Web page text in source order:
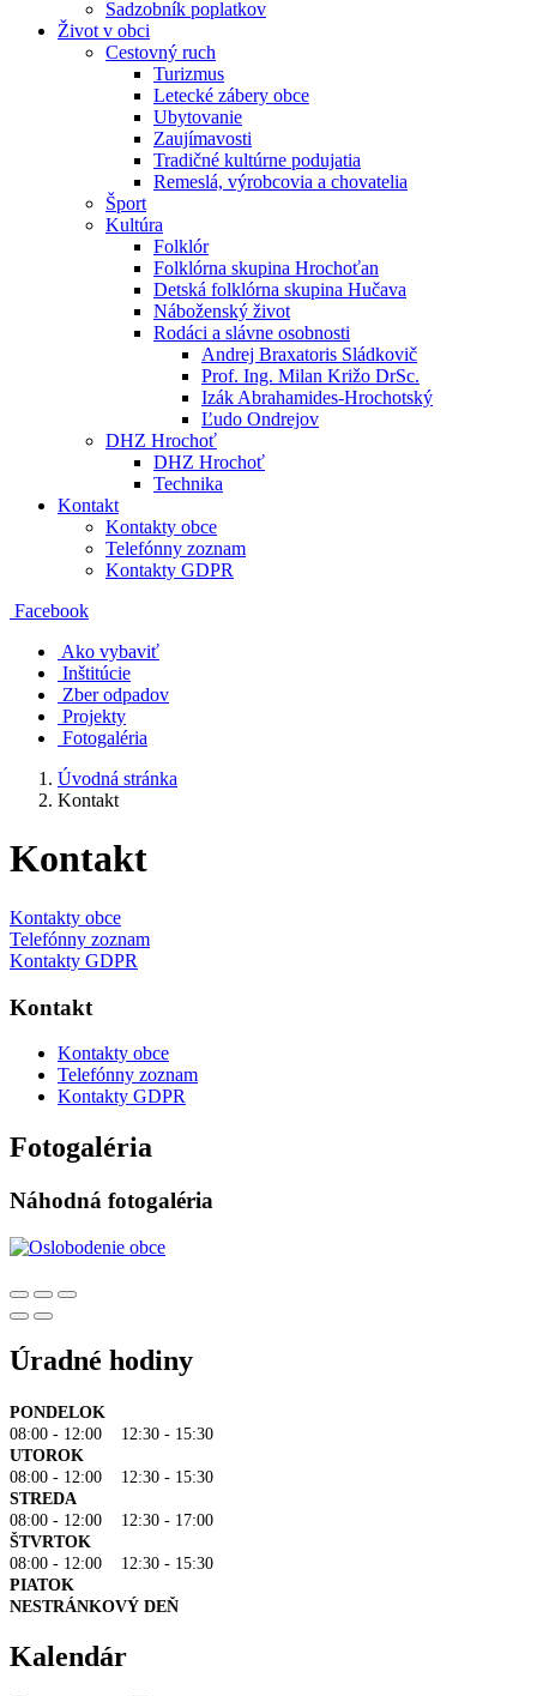
Sadzobník poplatkov
Život v obci
Cestovný ruch
Turizmus
Letecké zábery obce
Ubytovanie
Zaujímavosti
Tradičné kultúrne podujatia
Remeslá, výrobcovia a chovatelia
Šport
Kultúra
Folklór
Folklórna skupina Hrochoťan
Detská folklórna skupina Hučava
Náboženský život
Rodáci a slávne osobnosti
Andrej Braxatoris Sládkovič
Prof. Ing. Milan Križo DrSc.
Izák Abrahamides-Hrochotský
Ľudo Ondrejov
DHZ Hrochoť
DHZ Hrochoť
Technika
Kontakt
Kontakty obce
Telefónny zoznam
Kontakty GDPR
Facebook
Ako vybaviť
Inštitúcie
Zber odpadov
Projekty
Fotogaléria
Úvodná stránka
Kontakt
Kontakt
Kontakty obce
Telefónny zoznam
Kontakty GDPR
Kontakt
Kontakty obce
Telefónny zoznam
Kontakty GDPR
Fotogaléria
Náhodná fotogaléria
Úradné hodiny
PONDELOK
08:00 - 12:00 12:30 - 15:30
UTOROK
08:00 - 12:00 12:30 - 15:30
STREDA
08:00 - 12:00 12:30 - 17:00
ŠTVRTOK
08:00 - 12:00 12:30 - 15:30
PIATOK
NESTRÁNKOVÝ DEŇ
Kalendár